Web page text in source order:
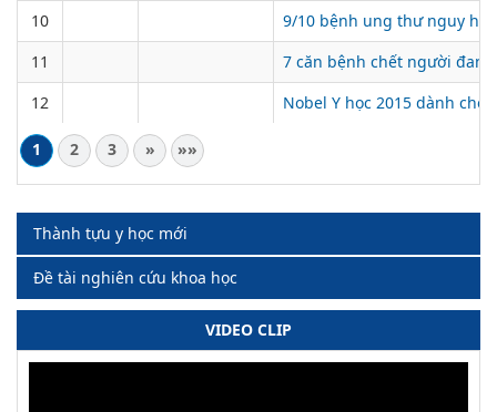
10
9/10 bệnh ung thư nguy
11
7 căn bệnh chết người
12
Nobel Y học 2015 dành
1 2 3 » »»
Thành tựu y học mới
Đề tài nghiên cứu khoa học
VIDEO CLIP